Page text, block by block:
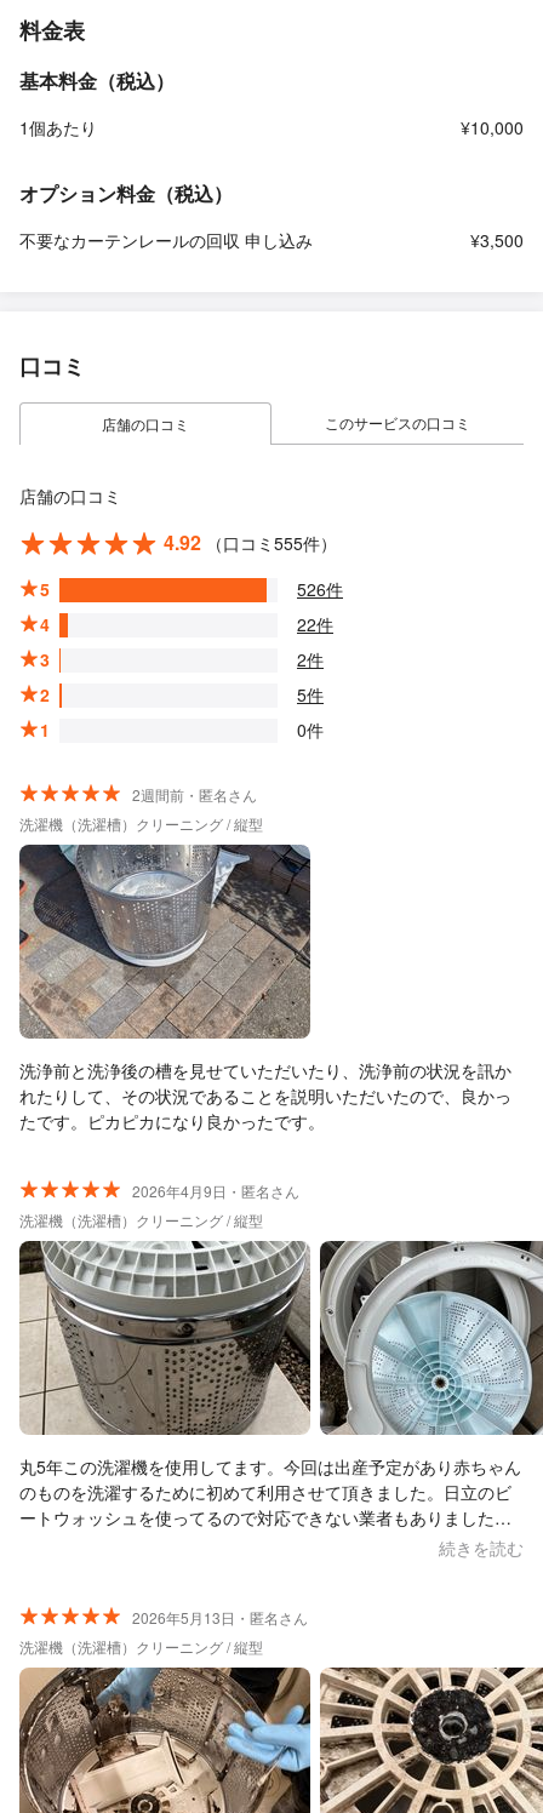
料金表
基本料金（税込）
1個あたり ¥10,000
オプション料金（税込）
不要なカーテンレールの回収 申し込み ¥3,500
口コミ
店舗の口コミ このサービスの口コミ
店舗の口コミ
4.92
（口コミ555件）
5
526件
4
22件
3
2件
2
5件
1
0件
2週間前・匿名さん
洗濯機（洗濯槽）クリーニング / 縦型
洗浄前と洗浄後の槽を見せていただいたり、洗浄前の状況を訊か
れたりして、その状況であることを説明いただいたので、良かっ
たです。ピカピカになり良かったです。
2026年4月9日・匿名さん
洗濯機（洗濯槽）クリーニング / 縦型
丸5年この洗濯機を使用してます。今回は出産予定があり赤ちゃん
のものを洗濯するために初めて利用させて頂きました。日立のビ
ートウォッシュを使ってるので対応できない業者もありました
が、こちらは福岡から佐賀まで来て頂いてこの値段で新品のよう
されてるからこそのおすすめの洗濯機なども教えて頂き勉強にな
りました！また分解洗浄する際はこちらにお願いしたいと思いま
した。ありがとうございました。
続きを読む
2026年5月13日・匿名さん
洗濯機（洗濯槽）クリーニング / 縦型